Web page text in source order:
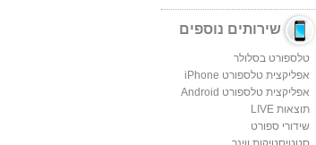
שירותים נוספים
טלספורט בסלולר
אפליקצית טלספורט iPhone
אפליקצית טלספורט Android
תוצאות LIVE
שידורי ספורט